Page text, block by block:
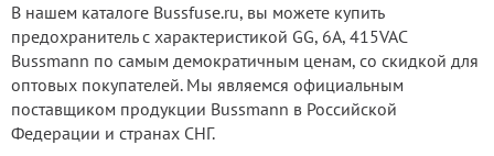
В нашем каталоге Bussfuse.ru, вы можете купить
предохранитель с характеристикой GG, 6А, 415VAC
Bussmann по самым демократичным ценам, со скидкой для
оптовых покупателей. Мы являемся официальным
поставщиком продукции Bussmann в Российской
Федерации и странах СНГ.